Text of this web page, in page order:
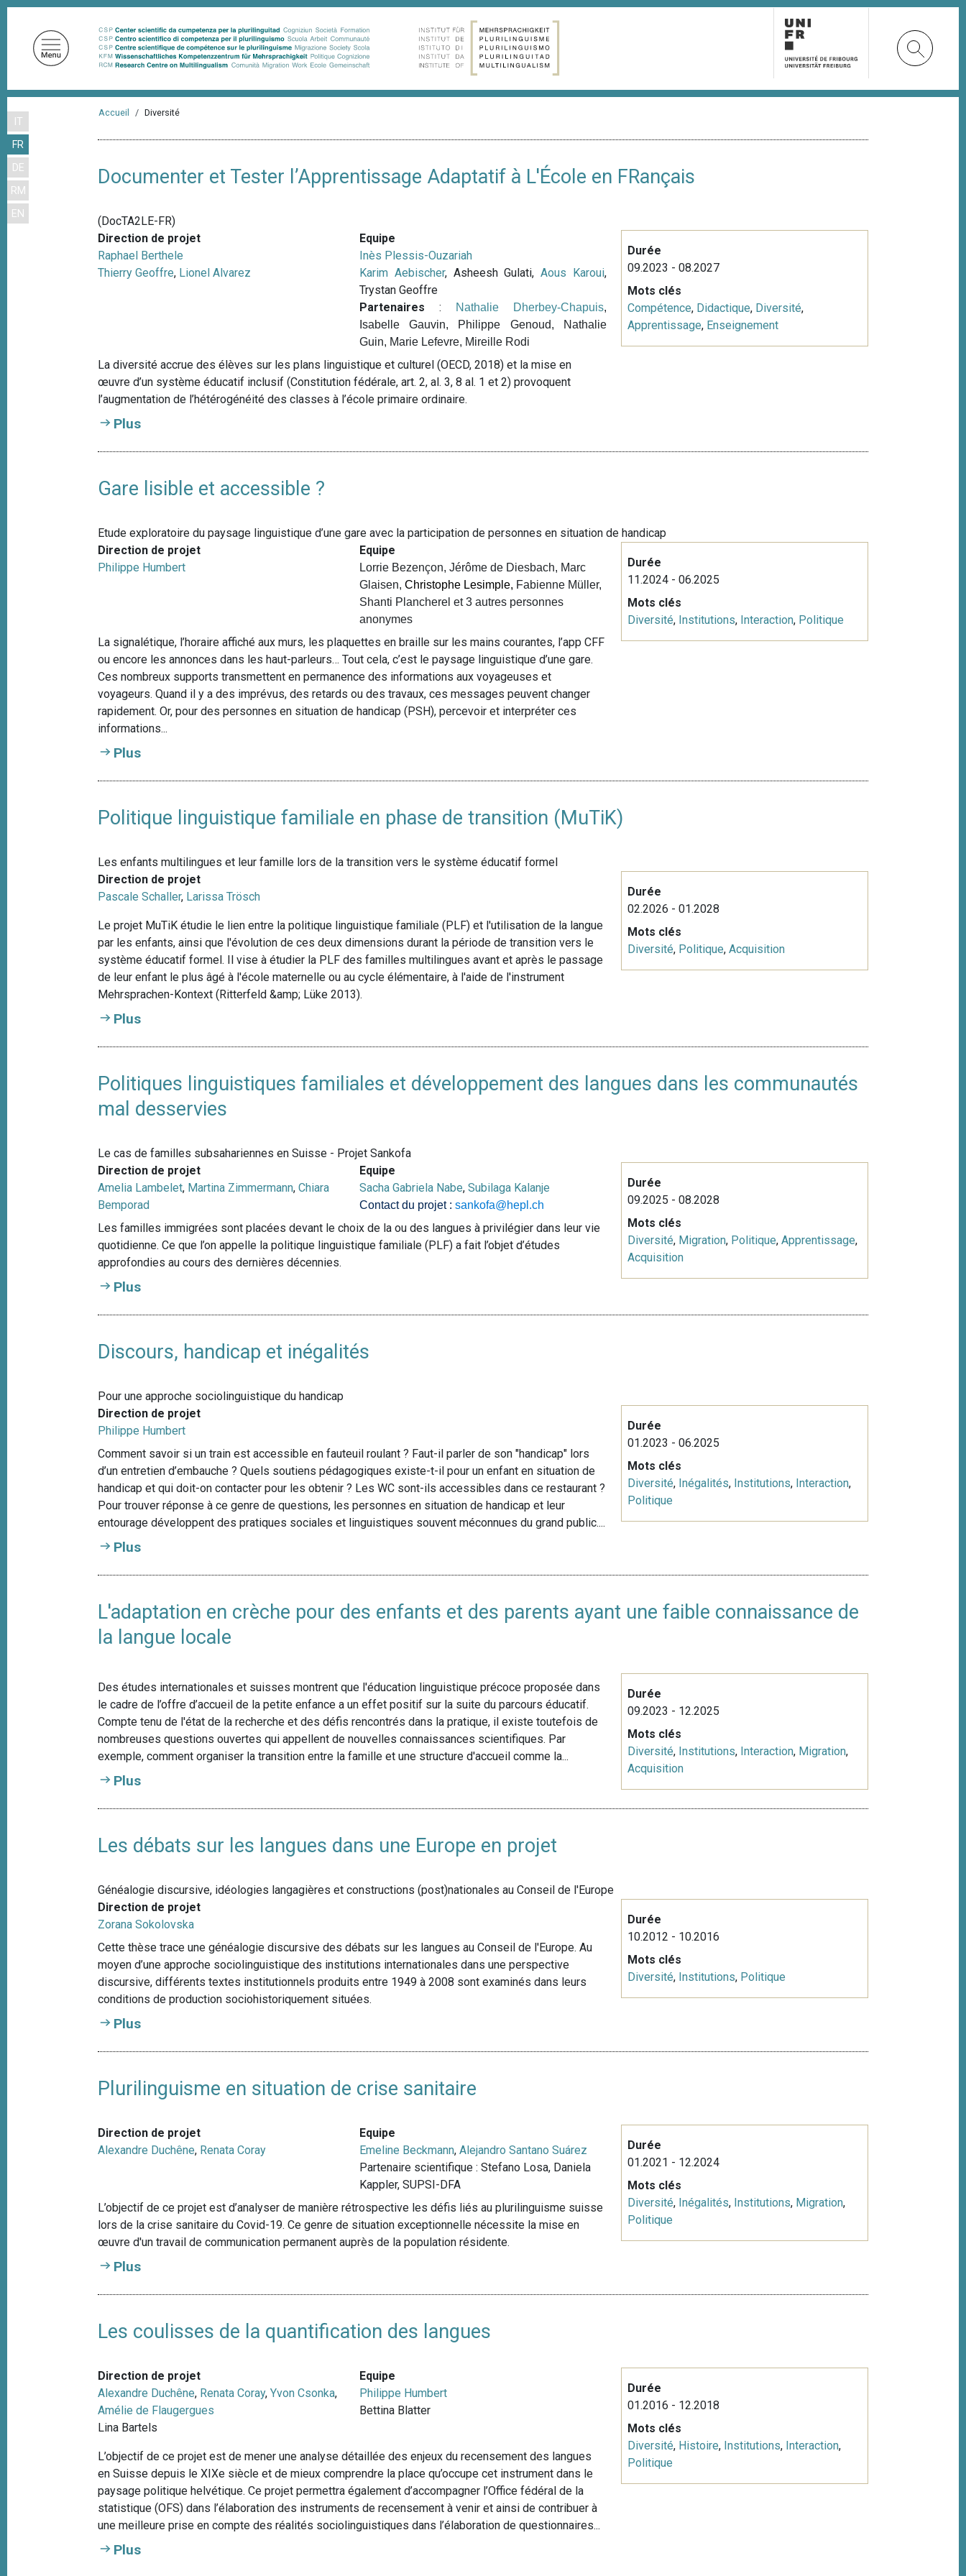
IT
FR
DE
RM
EN
A
Accueil Diversité
Documenter et Tester l’Apprentissage Adaptatif à L'École en FRançais
(DocTA2LE-FR)
Direction de projet
Raphael Berthele
Thierry Geoffre, Lionel Alvarez
Equipe
Inès Plessis-Ouzariah
Karim Aebischer, Asheesh Gulati,Aous Karoui,
Trystan Geoffre
Partenaires : Nathalie Dherbey-Chapuis,
Isabelle Gauvin, Philippe Genoud, Nathalie
Guin, Marie Lefevre, Mireille Rodi
La diversité accrue des élèves sur les plans linguistique et culturel (OECD, 2018) et la mise en
œuvre d’un système éducatif inclusif (Constitution fédérale, art. 2, al. 3, 8 al. 1 et 2) provoquent
l’augmentation de l’hétérogénéité des classes à l’école primaire ordinaire.
Plus
Durée
09.2023 - 08.2027
Mots clés
Compétence, Didactique, Diversité,
Apprentissage, Enseignement
Gare lisible et accessible ?
Etude exploratoire du paysage linguistique d’une gare avec la participation de personnes en situation de handicap
Direction de projet
Philippe Humbert
Equipe
Lorrie Bezençon, Jérôme de Diesbach, Marc
Glaisen,Christophe Lesimple, Fabienne Müller,
Shanti Plancherel et 3 autres personnes
anonymes
La signalétique, l’horaire affiché aux murs, les plaquettes en braille sur les mains courantes, l’app CFF
ou encore les annonces dans les haut-parleurs… Tout cela, c’est le paysage linguistique d’une gare.
Ces nombreux supports transmettent en permanence des informations aux voyageuses et
voyageurs. Quand il y a des imprévus, des retards ou des travaux, ces messages peuvent changer
rapidement. Or, pour des personnes en situation de handicap (PSH), percevoir et interpréter ces
informations...
Plus
Durée
11.2024 - 06.2025
Mots clés
Diversité, Institutions, Interaction, Politique
Politique linguistique familiale en phase de transition (MuTiK)
Les enfants multilingues et leur famille lors de la transition vers le système éducatif formel
Direction de projet
Pascale Schaller, Larissa Trösch
Le projet MuTiK étudie le lien entre la politique linguistique familiale (PLF) et l'utilisation de la langue
par les enfants, ainsi que l'évolution de ces deux dimensions durant la période de transition vers le
système éducatif formel. Il vise à étudier la PLF des familles multilingues avant et après le passage
de leur enfant le plus âgé à l'école maternelle ou au cycle élémentaire, à l'aide de l'instrument
Mehrsprachen-Kontext (Ritterfeld &amp; Lüke 2013).
Plus
Durée
02.2026 - 01.2028
Mots clés
Diversité, Politique, Acquisition
Politiques linguistiques familiales et développement des langues dans les communautés
mal desservies
Le cas de familles subsahariennes en Suisse - Projet Sankofa
Direction de projet
Amelia Lambelet, Martina Zimmermann,Chiara
Bemporad
Equipe
Sacha Gabriela Nabe,Subilaga Kalanje
Contact du projet :sankofa@hepl.ch
Les familles immigrées sont placées devant le choix de la ou des langues à privilégier dans leur vie
quotidienne. Ce que l’on appelle la politique linguistique familiale (PLF) a fait l’objet d’études
approfondies au cours des dernières décennies.
Plus
Durée
09.2025 - 08.2028
Mots clés
Diversité, Migration, Politique, Apprentissage,
Acquisition
Discours, handicap et inégalités
Pour une approche sociolinguistique du handicap
Direction de projet
Philippe Humbert
Comment savoir si un train est accessible en fauteuil roulant ? Faut-il parler de son "handicap" lors
d’un entretien d’embauche ? Quels soutiens pédagogiques existe-t-il pour un enfant en situation de
handicap et qui doit-on contacter pour les obtenir ? Les WC sont-ils accessibles dans ce restaurant ?
Pour trouver réponse à ce genre de questions, les personnes en situation de handicap et leur
entourage développent des pratiques sociales et linguistiques souvent méconnues du grand public....
Plus
Durée
01.2023 - 06.2025
Mots clés
Diversité, Inégalités, Institutions, Interaction,
Politique
L'adaptation en crèche pour des enfants et des parents ayant une faible connaissance de
la langue locale
Des études internationales et suisses montrent que l'éducation linguistique précoce proposée dans
le cadre de l’offre d’accueil de la petite enfance a un effet positif sur la suite du parcours éducatif.
Compte tenu de l'état de la recherche et des défis rencontrés dans la pratique, il existe toutefois de
nombreuses questions ouvertes qui appellent de nouvelles connaissances scientifiques. Par
exemple, comment organiser la transition entre la famille et une structure d'accueil comme la...
Plus
Durée
09.2023 - 12.2025
Mots clés
Diversité, Institutions, Interaction, Migration,
Acquisition
Les débats sur les langues dans une Europe en projet
Généalogie discursive, idéologies langagières et constructions (post)nationales au Conseil de l'Europe
Direction de projet
Zorana Sokolovska
Cette thèse trace une généalogie discursive des débats sur les langues au Conseil de l'Europe. Au
moyen d’une approche sociolinguistique des institutions internationales dans une perspective
discursive, différents textes institutionnels produits entre 1949 à 2008 sont examinés dans leurs
conditions de production sociohistoriquement situées.
Plus
Durée
10.2012 - 10.2016
Mots clés
Diversité, Institutions, Politique
Plurilinguisme en situation de crise sanitaire
Direction de projet
Alexandre Duchêne, Renata Coray
Equipe
Emeline Beckmann,Alejandro Santano Suárez
Partenaire scientifique : Stefano Losa, Daniela
Kappler, SUPSI-DFA
L’objectif de ce projet est d’analyser de manière rétrospective les défis liés au plurilinguisme suisse
lors de la crise sanitaire du Covid-19. Ce genre de situation exceptionnelle nécessite la mise en
œuvre d'un travail de communication permanent auprès de la population résidente.
Plus
Durée
01.2021 - 12.2024
Mots clés
Diversité, Inégalités, Institutions, Migration,
Politique
Les coulisses de la quantification des langues
Direction de projet
Alexandre Duchêne, Renata Coray,Yvon Csonka,
Amélie de Flaugergues
Lina Bartels
Equipe
Philippe Humbert
Bettina Blatter
L’objectif de ce projet est de mener une analyse détaillée des enjeux du recensement des langues
en Suisse depuis le XIXe siècle et de mieux comprendre la place qu’occupe cet instrument dans le
paysage politique helvétique. Ce projet permettra également d’accompagner l’Office fédéral de la
statistique (OFS) dans l’élaboration des instruments de recensement à venir et ainsi de contribuer à
une meilleure prise en compte des réalités sociolinguistiques dans l’élaboration de questionnaires...
Plus
Durée
01.2016 - 12.2018
Mots clés
Diversité, Histoire, Institutions, Interaction,
Politique